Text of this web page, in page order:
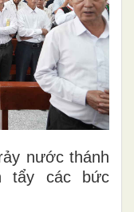
nước thánh
tẩy các bức